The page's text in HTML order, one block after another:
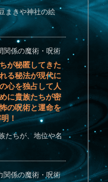
まきや神社の絵
関係の魔術・呪術
が秘匿してきた
る秘法が現代に
心を独占して人
に貴族たちが密
の呪術と運命を
！
たちが、地位や名
関係の魔術・呪術